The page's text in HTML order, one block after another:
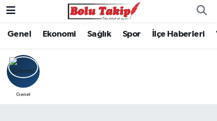
Genel Ekonomi Sağlık Spor İlçe Haberleri
Genel